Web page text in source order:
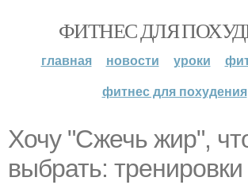
ФИТНЕС ДЛЯ
главная новости уроки
фитнес для похудения
Хочу "Сжечь жир",
выбрать: тренировки